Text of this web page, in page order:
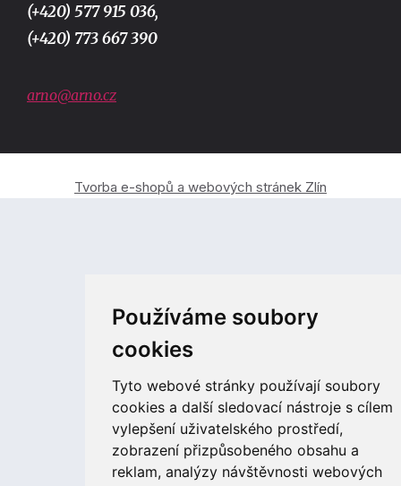
Používáme soubory
cookies
Tyto webové stránky používají soubory
cookies a další sledovací nástroje s cílem
vylepšení uživatelského prostředí,
zobrazení přizpůsobeného obsahu a
reklam, analýzy návštěvnosti webových
(+420) 577 915 036,
(+420) 773 667 390
arno@arno.cz
Tvorba e-shopů a webových stránek Zlín